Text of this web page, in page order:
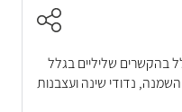
בהקשרים שליליים בגלל
נדודי שינה ועצבנות